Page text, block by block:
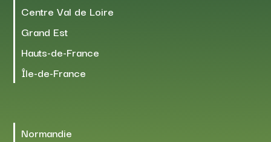
Centre Val de Loire
Grand Est
Hauts-de-France
Île-de-France
Normandie